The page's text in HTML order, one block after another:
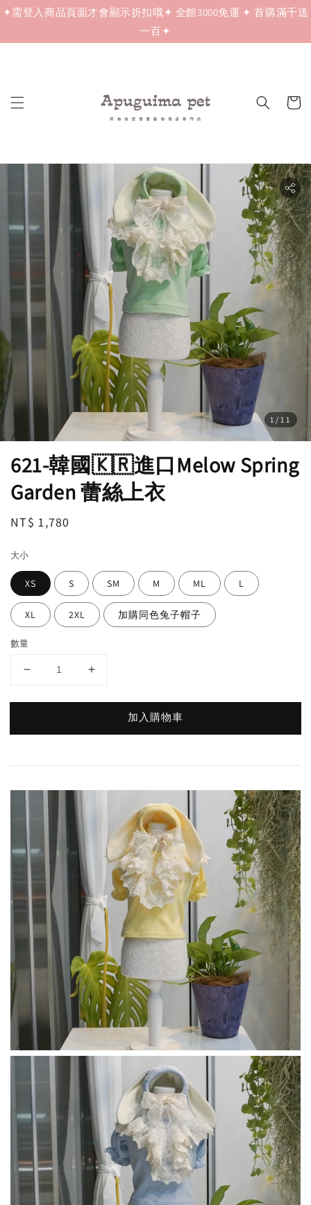
✦需登入商品頁面才會顯示折扣哦✦ 全館3000免運 ✦ 首購滿千送
一百✦
1 /11
621-韓國🇰🇷進口Melow Spring
Garden 蕾絲上衣
Regular
NT$ 1,780
大小
XS S SM M ML L
XL 2XL 加購同色兔子帽子
數量
加入購物車